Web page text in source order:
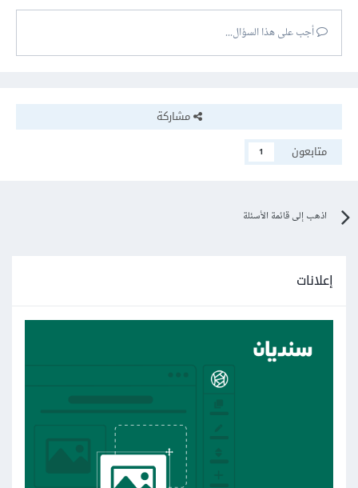
أجب على هذا السؤال...
مشاركة
متابعون
1
اذهب إلى قائمة الأسئلة
إعلانات